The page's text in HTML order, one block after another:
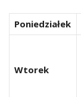
Poniedziałek
Wtorek